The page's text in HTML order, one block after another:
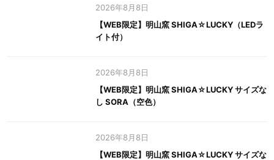
2026年8月8日
【WEB限定】明山窯 SHIGA☆LUCKY（LEDラ
イト付）
2026年8月8日
【WEB限定】明山窯 SHIGA☆LUCKY サイズな
し SORA（空色）
2026年8月8日
【WEB限定】明山窯 SHIGA☆LUCKY サイズな